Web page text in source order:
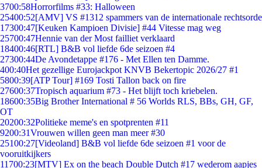
3700:58Horrorfilms #33: Halloween
25400:52[AMV] VS #1312 spammers van de internationale rechtsorde
17300:47[Keuken Kampioen Divisie] #44 Vitesse mag weg
25700:47Hennie van der Most failliet verklaard
18400:46[RTL] B&B vol liefde 6de seizoen #4
27300:44De Avondetappe #176 - Met Ellen ten Damme.
400:40Het gezellige Eurojackpot KNVB Bekertopic 2026/27 #1
5800:39[ATP Tour] #169 Tosti Tallon back on fire
27600:37Tropisch aquarium #73 - Het blijft toch kriebelen.
18600:35Big Brother International # 56 Worlds RLS, BBs, GH, GF,
OT
20200:32Politieke meme's en spotprenten #11
9200:31Vrouwen willen geen man meer #30
25100:27[Videoland] B&B vol liefde 6de seizoen #1 voor de
vooruitkijkers
11700:23[MTV] Ex on the beach Double Dutch #17 wederom aapjes